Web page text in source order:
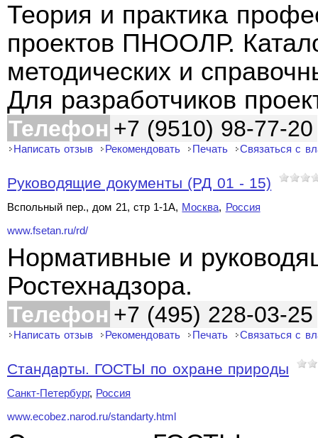
Теория и практика
проектов ПНООЛР.
методических и
Для разработчиков
Телефон +7 (9510) 98-77-20
Написать отзыв Рекомендовать Печать Связаться с
Руководящие документы (РД 01 - 15)
Вспольный пер., дом 21, стр 1-1А, Москва, Россия
www.fsetan.ru/rd/
Нормативные и
Ростехнадзора.
Телефон +7 (495) 228-03-25
Написать отзыв Рекомендовать Печать Связаться с
Стандарты. ГОСТЫ по охране природы
Санкт-Петербург, Россия
www.ecobez.narod.ru/standarty.html